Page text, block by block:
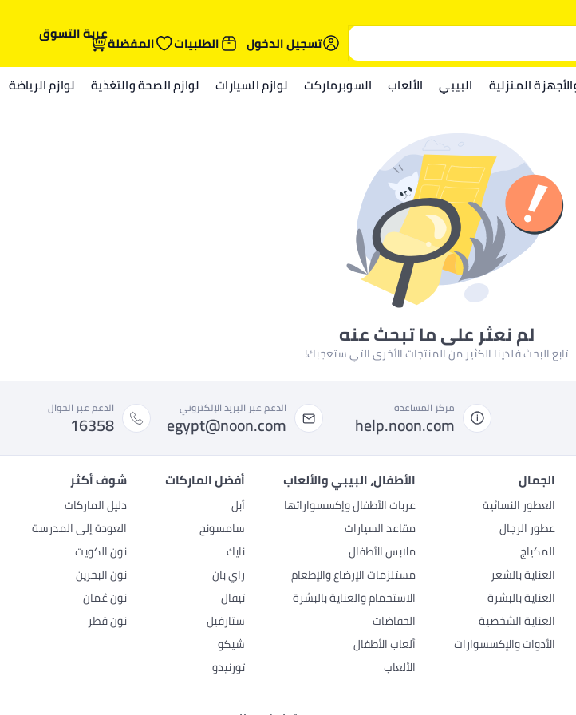
تسجيل الدخول
الطلبيات المفضلةعربة التسوق
المنزلية البيبي الألعاب السوبرماركت لوازم السيارات لوازم الصحة والتغذية لوازم الرياضة
لم نعثر على ما تبحث عنه
تابع البحث فلدينا الكثير من المنتجات الأخرى التي ستعجبك!
مركز المساعدة
help.noon.com
الدعم عبر البريد الإلكتروني
egypt@noon.com
الدعم عبر الجوال
16358
الجمال
العطور النسائية
عطور الرجال
المكياج
العناية بالشعر
العناية بالبشرة
العناية الشخصية
الأدوات والإكسسوارات
الأطفال، البيبي والألعاب
عربات الأطفال وإكسسواراتها
مقاعد السيارات
ملابس الأطفال
مستلزمات الإرضاع والإطعام
الاستحمام والعناية بالبشرة
الحفاضات
ألعاب الأطفال
الألعاب
أفضل الماركات
أبل
سامسونج
نايك
راي بان
تيفال
ستارفيل
شيكو
تورنيدو
شوف أكثر
دليل الماركات
العودة إلى المدرسة
نون الكويت
نون البحرين
نون عُمان
نون قطر